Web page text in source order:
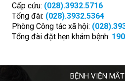
Cấp cứu: (028).3932.5716
Tổng đài: (028).3932.5364
Phòng Công tác xã hội:
Tổng đài đặt hẹn khám bệnh:
BỆNH VIỆN